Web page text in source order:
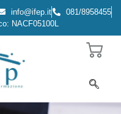
info@ifep.it
081/8958455
NACF05100L